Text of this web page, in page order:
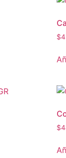
$
$